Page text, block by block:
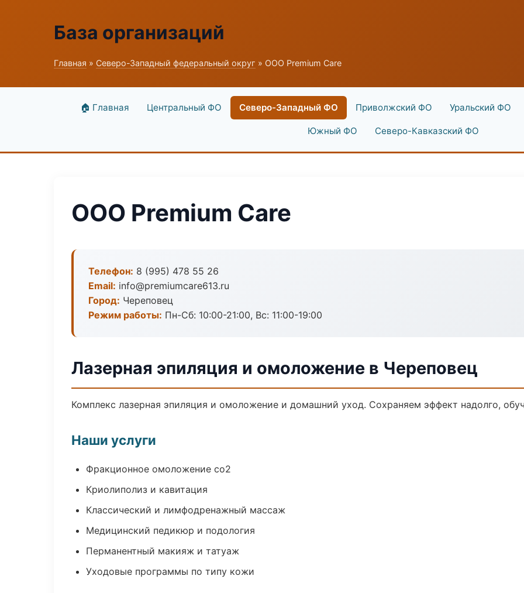
База организаций
Главная » Северо-Западный федеральный округ » ООО Premium Care
🏠 Главная Центральный ФО Северо-Западный ФО Приволжский ФО Уральский ФО
Южный ФО Северо-Кавказский ФО
ООО Premium Care
Телефон: 8 (995) 478 55 26
Email: info@premiumcare613.ru
Город: Череповец
Режим работы: Пн-Сб: 10:00-21:00, Вс: 11:00-19:00
Лазерная эпиляция и омоложение в Череповец
Комплекс лазерная эпиляция и омоложение и домашний уход. Сохраняем эффект надолго,
Наши услуги
Фракционное омоложение co2
Криолиполиз и кавитация
Классический и лимфодренажный массаж
Медицинский педикюр и подология
Перманентный макияж и татуаж
Уходовые программы по типу кожи